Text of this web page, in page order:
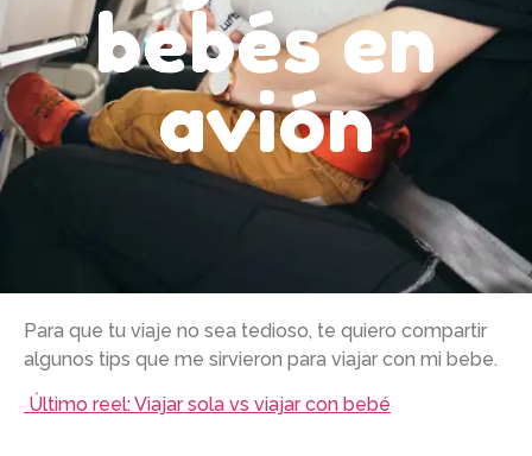
bebés en
avión
Para que tu viaje no sea tedioso, te quiero compartir
algunos tips que me sirvieron para viajar con mi bebe.
Último reel: Viajar sola vs viajar con bebé